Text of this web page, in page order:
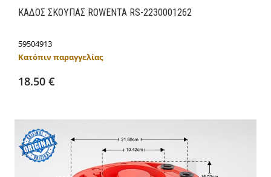
ΚΑΔΟΣ ΣΚΟΥΠΑΣ ROWENTA RS-2230001262
59504913
Κατόπιν παραγγελίας
18.50 €